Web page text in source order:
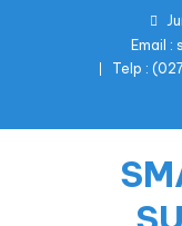
Email :
Telp :